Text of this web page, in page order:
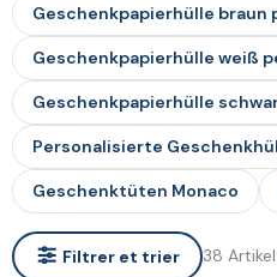
Geschenkpapierhülle braun
Geschenkpapierhülle weiß
Geschenkpapierhülle
Personalisierte
Geschenktüten Monaco
Filtrer et trier 38